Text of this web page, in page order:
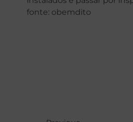
fonte: obemdito